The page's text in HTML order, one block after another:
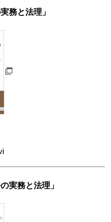
務と法理」
実務と法理」